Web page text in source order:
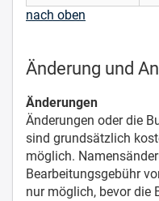
nach oben
Änderung und
Änderungen
Änderungen oder die
sind grundsätzlich
möglich.
Bearbeitungsgebühr
nur möglich, bevor die